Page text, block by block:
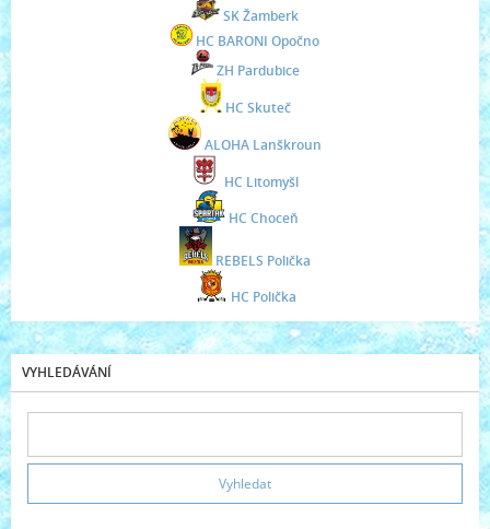
SK Žamberk
HC BARONI Opočno
ZH Pardubice
HC Skuteč
ALOHA Lanškroun
HC Litomyšl
HC Choceň
REBELS Polička
HC Polička
VYHLEDÁVÁNÍ